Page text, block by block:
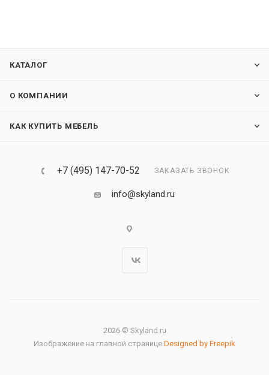
КАТАЛОГ
О КОМПАНИИ
КАК КУПИТЬ МЕБЕЛЬ
+7 (495) 147-70-52 ЗАКАЗАТЬ ЗВОНОК
info@skyland.ru
2026 © Skyland.ru
Изображение на главной странице Designed by Freepik